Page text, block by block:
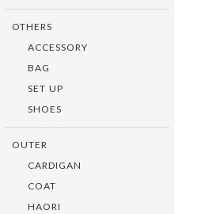
OTHERS
ACCESSORY
BAG
SET UP
SHOES
OUTER
CARDIGAN
COAT
HAORI